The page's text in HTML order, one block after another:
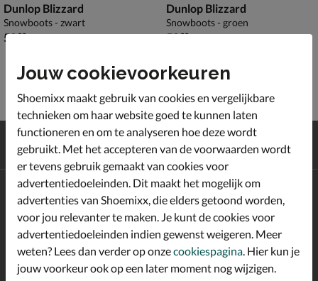
Dunlop Blizzard
Snowboots - zwart
€ 59,99
59,99
Dunlop Blizzard
Snowboots - groen
€ 59,99
59,99
Gratisverzending en retour*
Achterafbetalen
Altijd op de hoogte zijn?
Schrijf je in voor de Shoemixx nieuwsbrief en ontvang €10,-
welkomstkorting!*
E-mailadres
Jouw cookievoorkeuren
Shoemixx maakt gebruik van cookies en vergelijkbare
technieken om haar website goed te kunnen laten
functioneren en om te analyseren hoe deze wordt
gebruikt. Met het accepteren van de voorwaarden wordt
er tevens gebruik gemaakt van cookies voor
advertentiedoeleinden. Dit maakt het mogelijk om
advertenties van Shoemixx, die elders getoond worden,
voor jou relevanter te maken. Je kunt de cookies voor
advertentiedoeleinden indien gewenst weigeren. Meer
weten? Lees dan verder op onzecookiespagina . Hier kun je
jouw voorkeur ook op een later moment nog wijzigen.